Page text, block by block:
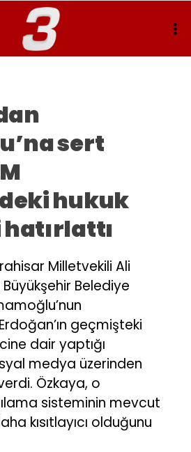
sert
hukuk
Milletvekili Ali
Belediye
geçmişteki
dair yaptığı
medya üzerinden
Özkaya, o
sisteminin mevcut
kısıtlayıcı olduğunu